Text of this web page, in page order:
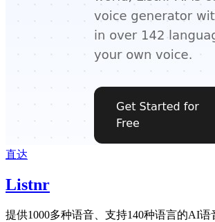
直达
Listnr
提供1000多种语音、支持140种语言的AI语